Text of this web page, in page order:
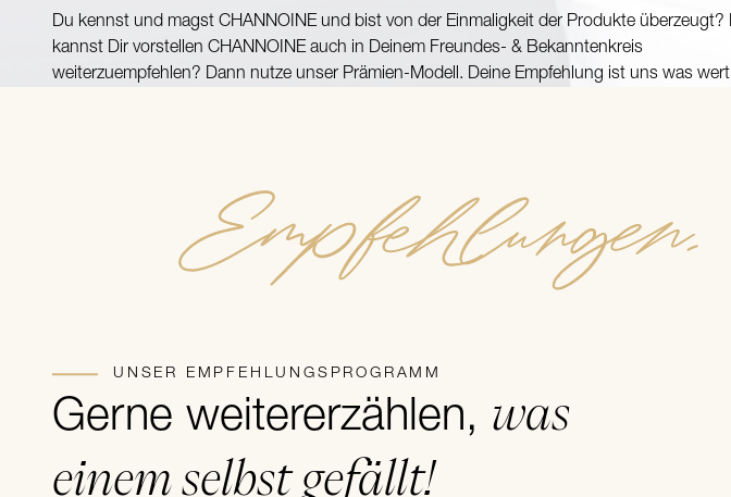
Du kennst und magst CHANNOINE und bist von der Einmaligkeit der Produkte überzeugt?
kannst Dir vorstellen CHANNOINE auch in Deinem Freundes- & Bekanntenkreis
weiterzuempfehlen? Dann nutze unser Prämien-Modell. Deine Empfehlung ist uns was
UNSER EMPFEHLUNGSPROGRAMM
Gerne weitererzählen, was
einem selbst gefällt!